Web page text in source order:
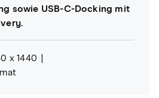
sowie USB-C-Docking mit
x 1440